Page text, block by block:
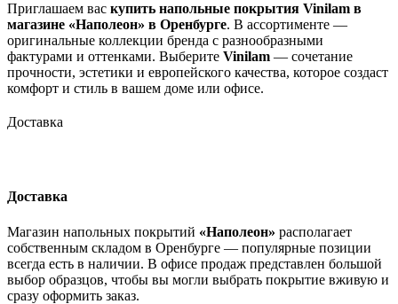
Приглашаем вас купить напольные покрытия Vinilam в
магазине «Наполеон» в Оренбурге. В ассортименте —
оригинальные коллекции бренда с разнообразными
фактурами и оттенками. Выберите Vinilam — сочетание
прочности, эстетики и европейского качества, которое создаст
комфорт и стиль в вашем доме или офисе.
Доставка
Доставка
Магазин напольных покрытий «Наполеон» располагает
собственным складом в Оренбурге — популярные позиции
всегда есть в наличии. В офисе продаж представлен большой
выбор образцов, чтобы вы могли выбрать покрытие вживую и
сразу оформить заказ.